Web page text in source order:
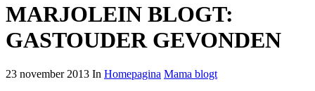
MARJOLEIN BLOGT:
GASTOUDER GEVONDEN
23 november 2013 In Homepagina Mama blogt